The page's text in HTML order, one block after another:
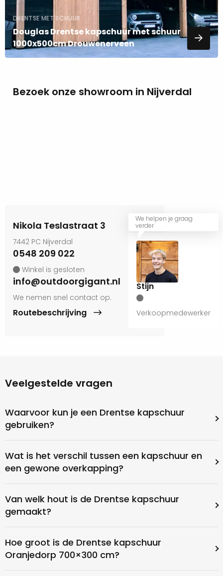
DRENTSE MET SCHUUR
Douglas Drentse kapschuur met schuur
1000x500cm Drouwenerveen
Bezoek onze showroom in Nijverdal
We helpen je graag
verder
Stijn
Verkoopmedewerker
Nikola Teslastraat 3
7442 PC Nijverdal
0548 209 022
Winkel is gesloten
info@outdoorgigant.nl
We nemen snel contact op.
Routebeschrijving
Veelgestelde vragen
Waarvoor kun je een Drentse kapschuur
gebruiken?
Wat is het verschil tussen een kapschuur en
een gewone overkapping?
Van welk hout is de Drentse kapschuur
gemaakt?
Hoe groot is de Drentse kapschuur
Oranjedorp 700×300 cm?